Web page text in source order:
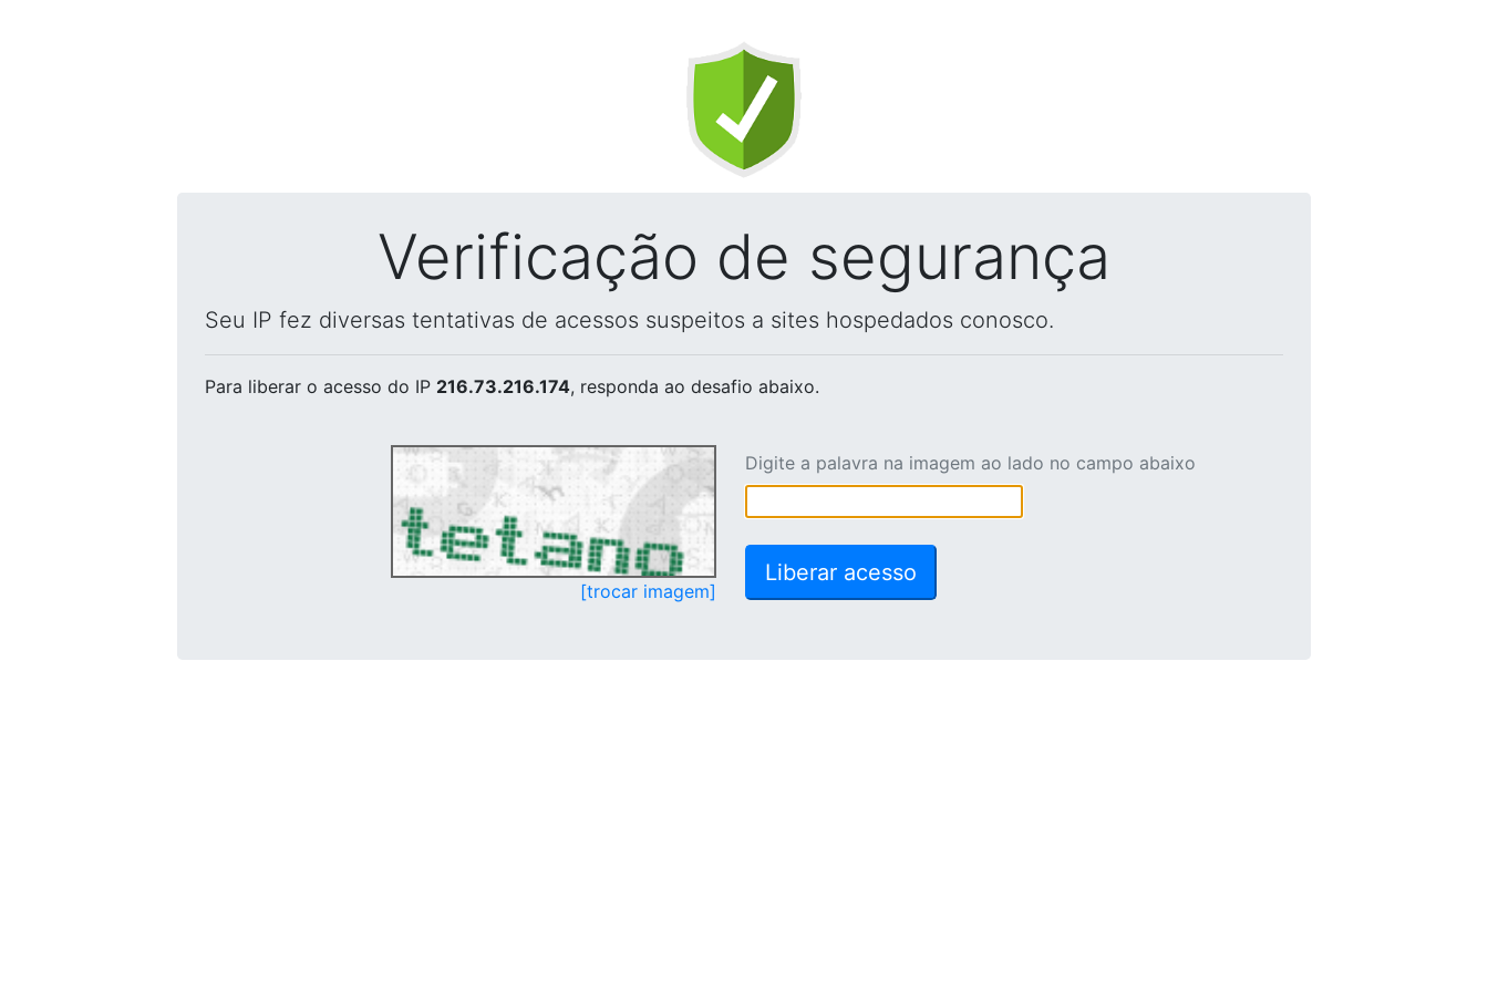
Verificação de segurança
Seu IP fez diversas tentativas de acessos suspeitos a sites hospedados conosco.
Para liberar o acesso do IP 216.73.216.174, responda ao desafio abaixo.
[trocar imagem]
Digite a palavra na imagem ao lado no campo abaixo